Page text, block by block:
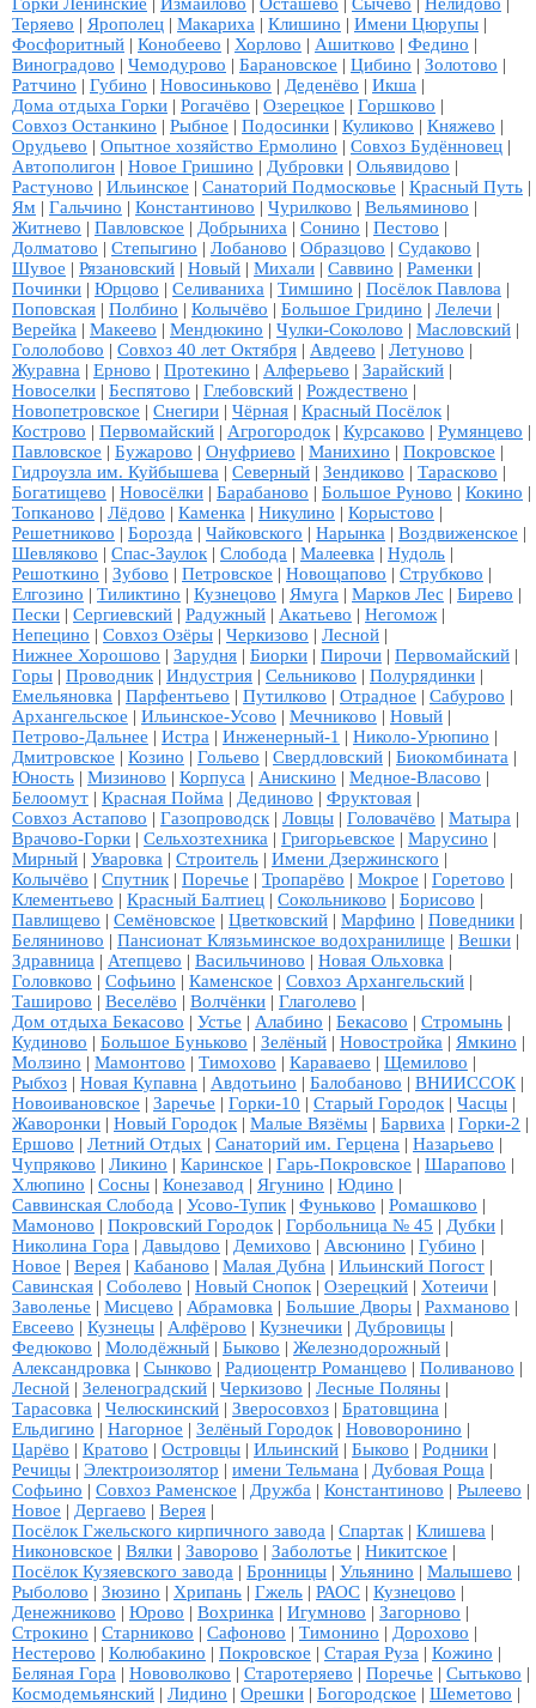
Горки Ленинские Измайлово Осташёво Сычёво Нелидово
Теряево | Ярополец | Макариха | Клишино | Имени Цюрупы |
Фосфоритный | Конобеево | Хорлово | Ашитково | Федино |
Виноградово | Чемодурово | Барановское | Цибино | Золотово |
Ратчино | Губино | Новосиньково | Деденёво | Икша |
Дома отдыха Горки | Рогачёво | Озерецкое | Горшково |
Совхоз Останкино | Рыбное | Подосинки | Куликово | Княжево |
Орудьево | Опытное хозяйство Ермолино | Совхоз Будённовец |
Автополигон | Новое Гришино | Дубровки | Ольявидово |
Растуново | Ильинское | Санаторий Подмосковье | Красный Путь |
Ям | Гальчино | Константиново | Чурилково | Вельяминово |
Житнево | Павловское | Добрыниха | Сонино | Пестово |
Долматово | Степыгино | Лобаново | Образцово | Судаково |
Шувое | Рязановский | Новый | Михали | Саввино | Раменки |
Починки | Юрцово | Селиваниха | Тимшино | Посёлок Павлова |
Поповская | Полбино | Колычёво | Большое Гридино | Лелечи |
Верейка | Макеево | Мендюкино | Чулки-Соколово | Масловский |
Гололобово | Совхоз 40 лет Октября | Авдеево | Летуново |
Журавна | Ерново | Протекино | Алферьево | Зарайский |
Новоселки | Беспятово | Глебовский | Рождествено |
Новопетровское | Снегири | Чёрная | Красный Посёлок|
Кострово | Первомайский | Агрогородок| Курсаково | Румянцево |
Павловское | Бужарово | Онуфриево | Манихино | Покровское |
Гидроузла им. Куйбышева | Северный | Зендиково | Тарасково |
Богатищево | Новосёлки | Барабаново | Большое Руново | Кокино |
Топканово | Лёдово | Каменка | Никулино | Корыстово |
Решетниково | Борозда | Чайковского | Нарынка | Воздвиженское |
Шевляково | Спас-Заулок| Слобода | Малеевка | Нудоль |
Решоткино | Зубово | Петровское | Новощапово | Струбково |
Елгозино | Тиликтино | Кузнецово | Ямуга | Марков Лес | Бирево |
Пески | Сергиевский | Радужный | Акатьево | Негомож|
Непецино | Совхоз Озёры | Черкизово | Лесной |
Нижнее Хорошово | Зарудня | Биорки | Пирочи | Первомайский |
Горы | Проводник| Индустрия | Сельниково | Полурядинки |
Емельяновка | Парфентьево | Путилково | Отрадное | Сабурово |
Архангельское | Ильинское-Усово | Мечниково | Новый |
Петрово-Дальнее | Истра | Инженерный-1 | Николо-Урюпино |
Дмитровское | Козино | Гольево | Свердловский | Биокомбината |
Юность | Мизиново | Корпуса | Анискино | Медное-Власово |
Белоомут | Красная Пойма | Дединово | Фруктовая |
Совхоз Астапово | Газопроводск| Ловцы | Головачёво | Матыра |
Врачово-Горки | Сельхозтехника | Григорьевское | Марусино |
Мирный | Уваровка | Строитель | Имени Дзержинского |
Колычёво | Спутник| Поречье | Тропарёво | Мокрое | Горетово |
Клементьево | Красный Балтиец | Сокольниково | Борисово |
Павлищево | Семёновское | Цветковский | Марфино | Поведники |
Беляниново | Пансионат Клязьминское водохранилище | Вешки |
Здравница | Атепцево | Васильчиново | Новая Ольховка |
Головково | Софьино | Каменское | Совхоз Архангельский |
Таширово | Веселёво | Волчёнки | Глаголево |
Дом отдыха Бекасово | Устье | Алабино | Бекасово | Стромынь |
Кудиново | Большое Буньково | Зелёный | Новостройка | Ямкино |
Молзино | Мамонтово | Тимохово | Караваево | Щемилово |
Рыбхоз | Новая Купавна | Авдотьино | Балобаново | ВНИИССОК |
Новоивановское | Заречье | Горки-10 | Старый Городок| Часцы |
Жаворонки | Новый Городок| Малые Вязёмы | Барвиха | Горки-2 |
Ершово | Летний Отдых | Санаторий им. Герцена | Назарьево |
Чупряково | Ликино | Каринское | Гарь-Покровское | Шарапово |
Хлюпино | Сосны | Конезавод | Ягунино | Юдино |
Саввинская Слобода | Усово-Тупик| Фуньково | Ромашково |
Мамоново | Покровский Городок| Горбольница № 45 | Дубки |
Николина Гора | Давыдово | Демихово | Авсюнино | Губино |
Новое | Верея | Кабаново | Малая Дубна | Ильинский Погост |
Савинская | Соболево | Новый Снопок| Озерецкий | Хотеичи |
Заволенье | Мисцево | Абрамовка | Большие Дворы | Рахманово |
Евсеево | Кузнецы | Алфёрово | Кузнечики | Дубровицы |
Федюково | Молодёжный | Быково | Железнодорожный |
Александровка | Сынково | Радиоцентр Романцево | Поливаново |
Лесной | Зеленоградский | Черкизово | Лесные Поляны |
Тарасовка | Челюскинский | Зверосовхоз | Братовщина |
Ельдигино | Нагорное | Зелёный Городок| Нововоронино |
Царёво | Кратово | Островцы | Ильинский | Быково | Родники |
Речицы | Электроизолятор | имени Тельмана | Дубовая Роща |
Софьино | Совхоз Раменское | Дружба | Константиново | Рылеево |
Новое | Дергаево | Верея |
Посёлок Гжельского кирпичного завода | Спартак| Клишева |
Никоновское | Вялки | Заворово | Заболотье | Никитское |
Посёлок Кузяевского завода | Бронницы | Ульянино | Малышево |
Рыболово | Зюзино | Хрипань | Гжель | РАОС | Кузнецово |
Денежниково | Юрово | Вохринка | Игумново | Загорново |
Строкино | Старниково | Сафоново | Тимонино | Дорохово |
Нестерово | Колюбакино | Покровское | Старая Руза | Кожино |
Беляная Гора | Нововолково | Старотеряево | Поречье | Сытьково |
Космодемьянский | Лидино | Орешки | Богородское | Шеметово |